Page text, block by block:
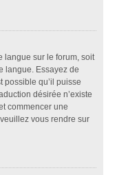
langue sur le forum, soit
langue. Essayez de
possible qu’il puisse
désirée n’existe
commencer une
vous rendre sur